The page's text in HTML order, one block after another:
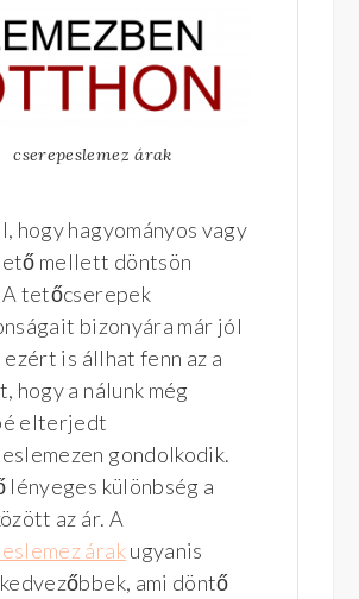
cserepeslemez árak
hogy hagyományos vagy
mellett döntsön
A tetőcserepek
bizonyára már jól
is állhat fenn az a
hogy a nálunk még
elterjedt
gondolkodik.
lényeges különbség a
az ár. A
árak ugyanis
ami döntő